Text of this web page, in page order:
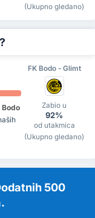
(Ukupno gledano)
FK Bodo - Glimt
Bodo
Zabio u
92%
od utakmica
(Ukupno gledano)
500